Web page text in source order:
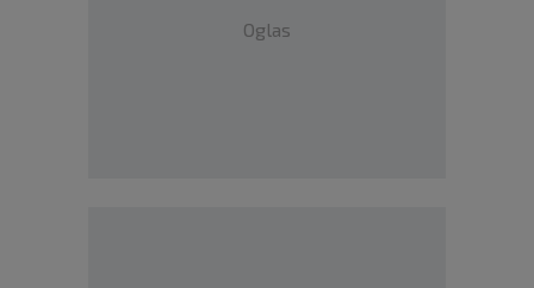
Oglas